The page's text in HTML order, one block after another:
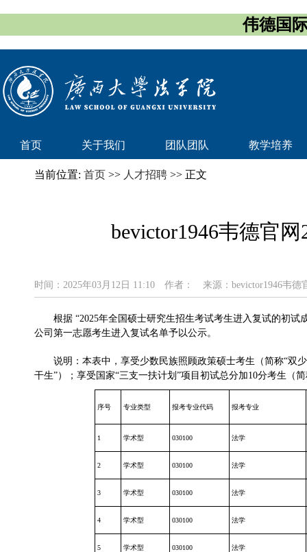
伟德国
首页 关于我们 团队团队 教学培养
当前位置: 首页 >> 人才招聘 >> 正文
bevictor1946韦德官
时间：2025年03月12日 11:10 作者： 来源：bevictor1946韦德
根据 “2025年全国硕士研究生招生考试考生进入复试的初
公司第一志愿考生进入复试名单予以公示。
说明：本表中，享受少数民族照顾政策硕士考生（简称“双
干生”）；享受国家“三支一扶计划”项目初试总分加10分考生（
序号 专业类型 报考专业代码 报考专业
1 学术型 030100 法学
2 学术型 030100 法学
3 学术型 030100 法学
4 学术型 030100 法学
5 学术型 030100 法学